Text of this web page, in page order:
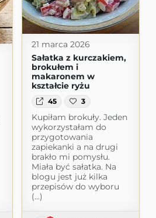
21 marca 2026
Sałatka z kurczakiem,
brokułem i
makaronem w
kształcie ryżu
45 3
Kupiłam brokuły. Jeden
wykorzystałam do
przygotowania
zapiekanki a na drugi
brakło mi pomysłu.
Miała być sałatka. Na
blogu jest już kilka
przepisów do wyboru
(...)